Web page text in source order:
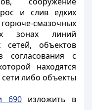
и слив едких
смазочных
зонах линий
сетей, объектов
согласования с
находятся
либо объекты
690изложить в